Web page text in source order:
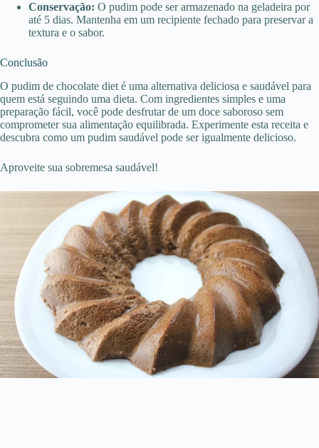
Conservação: O pudim pode ser armazenado na geladeira por
até 5 dias. Mantenha em um recipiente fechado para preservar a
textura e o sabor.
Conclusão
O pudim de chocolate diet é uma alternativa deliciosa e saudável para
quem está seguindo uma dieta. Com ingredientes simples e uma
preparação fácil, você pode desfrutar de um doce saboroso sem
comprometer sua alimentação equilibrada. Experimente esta receita e
descubra como um pudim saudável pode ser igualmente delicioso.
Aproveite sua sobremesa saudável!